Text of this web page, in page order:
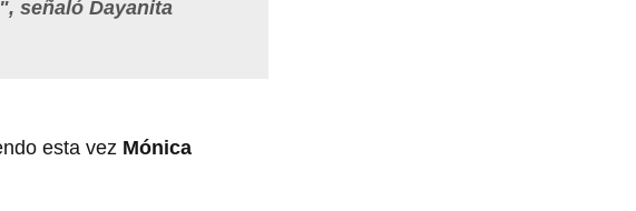
señaló Dayanita
esta vez Mónica